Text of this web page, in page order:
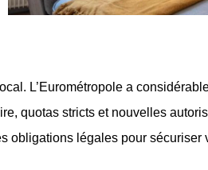
L’Eurométropole a
quotas stricts et nouvelles
obligations légales pour sécuriser